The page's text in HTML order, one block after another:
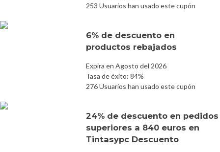
253 Usuarios han usado este cupón
6% de descuento en
productos rebajados
Expira en Agosto del 2026
Tasa de éxito: 84%
276 Usuarios han usado este cupón
24% de descuento en pedidos
superiores a 840 euros en
Tintasypc Descuento